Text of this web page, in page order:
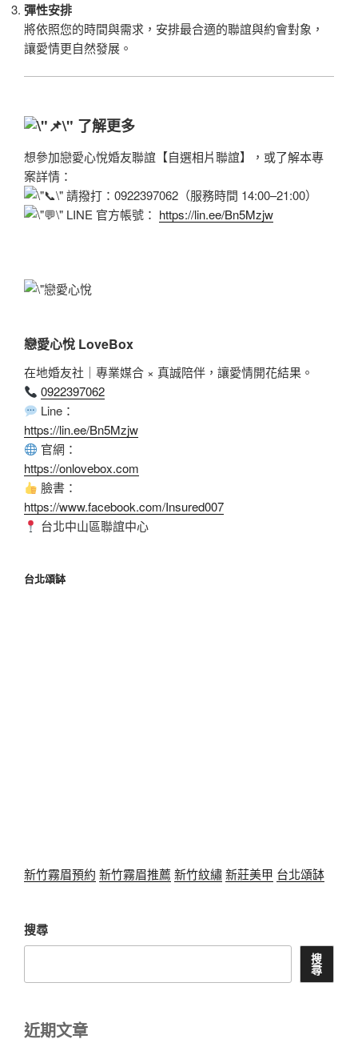
彈性安排
將依照您的時間與需求，安排最合適的聯誼與約會對象，
讓愛情更自然發展。
了解更多
想參加戀愛心悅婚友聯誼【自選相片聯誼】，或了解本專
案詳情：
請撥打：0922397062（服務時間 14:00–21:00）
LINE 官方帳號： https://lin.ee/Bn5Mzjw
戀愛心悅 LoveBox
在地婚友社｜專業媒合 × 真誠陪伴，讓愛情開花結果。
0922397062
Line：
https://lin.ee/Bn5Mzjw
官網：
https://onlovebox.com
臉書：
https://www.facebook.com/Insured007
台北中山區聯誼中心
台北頌缽
新竹霧眉預約 新竹霧眉推薦 新竹紋繡新莊美甲 台北頌缽
搜尋
搜
尋
近期文章